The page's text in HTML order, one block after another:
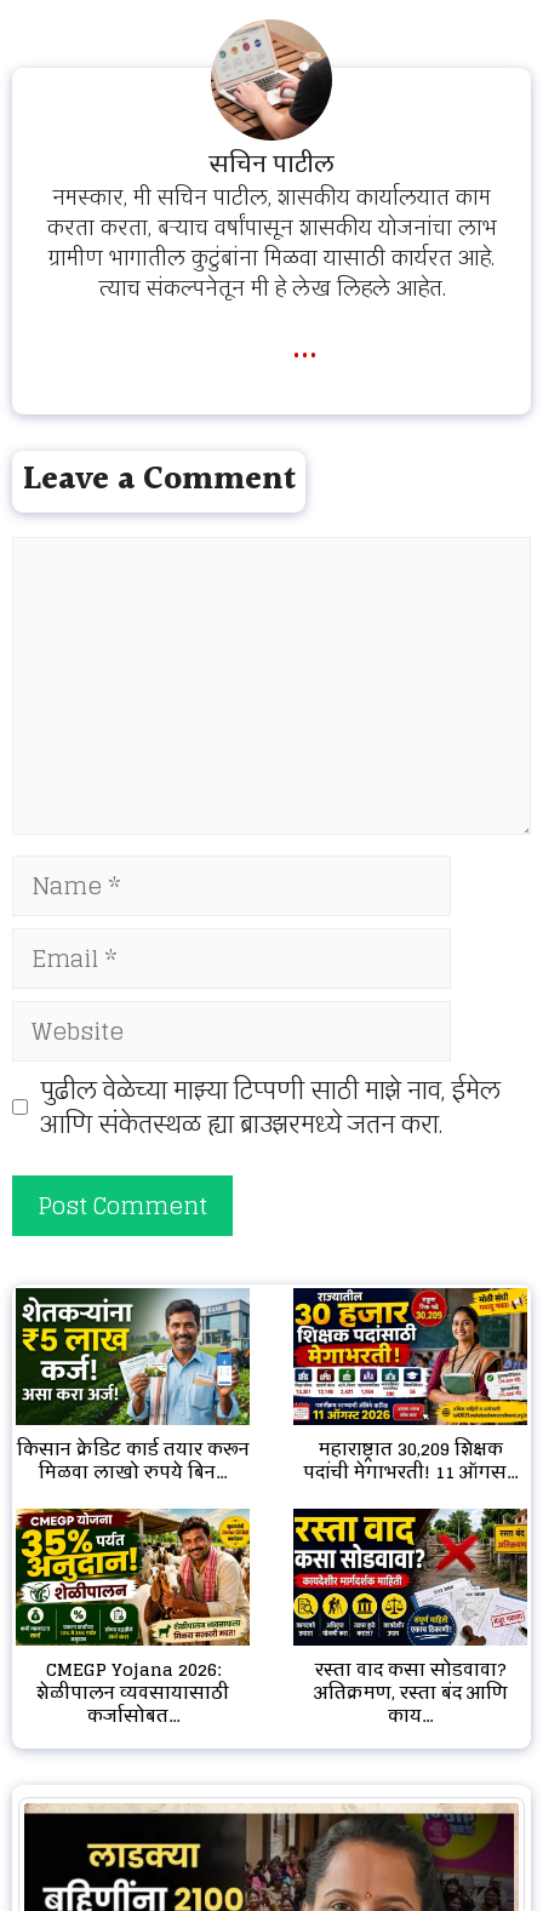
सचिन पाटील
नमस्कार, मी सचिन पाटील, शासकीय कार्यालयात काम
करता करता, बऱ्याच वर्षांपासून शासकीय योजनांचा लाभ
ग्रामीण भागातील कुटुंबांना मिळवा यासाठी कार्यरत आहे.
त्याच संकल्पनेतून मी हे लेख लिहले आहेत.
...
Leave a Comment
Name
Email
Website
पुढील वेळेच्या माझ्या टिप्पणी साठी माझे नाव, ईमेल
आणि संकेतस्थळ ह्या ब्राउझरमध्ये जतन करा.
किसान क्रेडिट कार्ड तयार करून
मिळवा लाखो रुपये बिन...
महाराष्ट्रात 30,209 शिक्षक
पदांची मेगाभरती! 11 ऑगस...
CMEGP Yojana 2026:
शेळीपालन व्यवसायासाठी
कर्जासोबत...
रस्ता वाद कसा सोडवावा?
अतिक्रमण, रस्ता बंद आणि
काय...